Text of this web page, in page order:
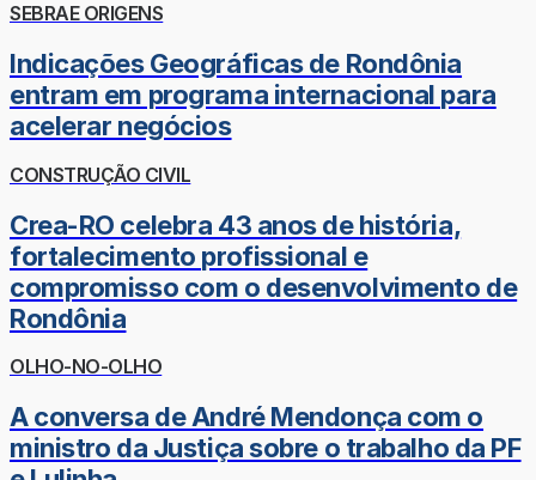
SEBRAE ORIGENS
Indicações Geográficas de Rondônia
entram em programa internacional para
acelerar negócios
CONSTRUÇÃO CIVIL
Crea-RO celebra 43 anos de história,
fortalecimento profissional e
compromisso com o desenvolvimento de
Rondônia
OLHO-NO-OLHO
A conversa de André Mendonça com o
ministro da Justiça sobre o trabalho da PF